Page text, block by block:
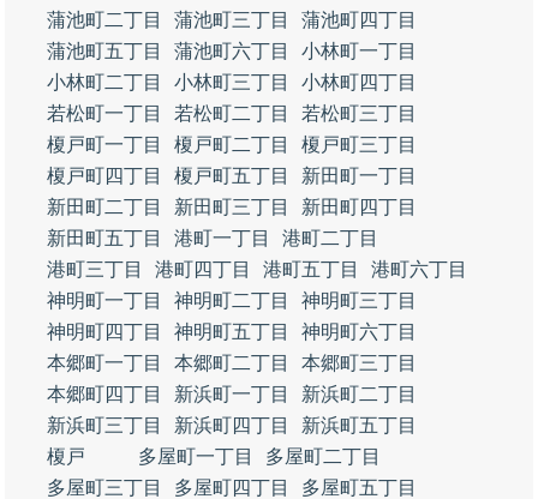
蒲池町二丁目
蒲池町三丁目
蒲池町四丁目
蒲池町五丁目
蒲池町六丁目
小林町一丁目
小林町二丁目
小林町三丁目
小林町四丁目
若松町一丁目
若松町二丁目
若松町三丁目
榎戸町一丁目
榎戸町二丁目
榎戸町三丁目
榎戸町四丁目
榎戸町五丁目
新田町一丁目
新田町二丁目
新田町三丁目
新田町四丁目
新田町五丁目
港町一丁目
港町二丁目
港町三丁目
港町四丁目 港町五丁目
港町六丁目
神明町一丁目
神明町二丁目
神明町三丁目
神明町四丁目
神明町五丁目
神明町六丁目
本郷町一丁目
本郷町二丁目
本郷町三丁目
本郷町四丁目
新浜町一丁目
新浜町二丁目
新浜町三丁目
新浜町四丁目
新浜町五丁目
榎戸
多屋町一丁目
多屋町二丁目
多屋町三丁目
多屋町四丁目
多屋町五丁目